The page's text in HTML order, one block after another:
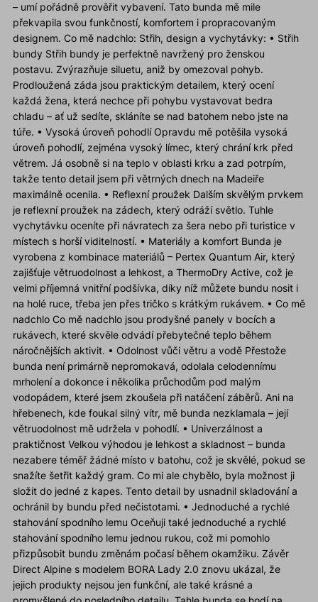
– umí pořádně prověřit vybavení. Tato bunda mě mile
překvapila svou funkčností, komfortem i propracovaným
designem. Co mě nadchlo: Střih, design a vychytávky: • Střih
bundy Střih bundy je perfektně navržený pro ženskou
postavu. Zvýrazňuje siluetu, aniž by omezoval pohyb.
Prodloužená záda jsou praktickým detailem, který ocení
každá žena, která nechce při pohybu vystavovat bedra
chladu – ať už sedíte, skláníte se nad batohem nebo jste na
túře. • Vysoká úroveň pohodlí Opravdu mě potěšila vysoká
úroveň pohodlí, zejména vysoký límec, který chrání krk před
větrem. Já osobně si na teplo v oblasti krku a zad potrpím,
takže tento detail jsem při větrných dnech na Madeiře
maximálně ocenila. • Reflexní proužek Dalším skvělým prvkem
je reflexní proužek na zádech, který odráží světlo. Tuhle
vychytávku oceníte při návratech za šera nebo při turistice v
místech s horší viditelností. • Materiály a komfort Bunda je
vyrobena z kombinace materiálů – Pertex Quantum Air, který
zajišťuje větruodolnost a lehkost, a ThermoDry Active, což je
velmi příjemná vnitřní podšívka, díky níž můžete bundu nosit i
na holé ruce, třeba jen přes tričko s krátkým rukávem. • Co mě
nadchlo Co mě nadchlo jsou prodyšné panely v bocích a
rukávech, které skvěle odvádí přebytečné teplo během
náročnějších aktivit. • Odolnost vůči větru a vodě Přestože
bunda není primárně nepromokavá, odolala celodennímu
mrholení a dokonce i několika průchodům pod malým
vodopádem, které jsem zkoušela při natáčení záběrů. Ani na
hřebenech, kde foukal silný vítr, mě bunda nezklamala – její
větruodolnost mě udržela v pohodlí. • Univerzálnost a
praktičnost Velkou výhodou je lehkost a skladnost – bunda
nezabere téměř žádné místo v batohu, což je skvělé, pokud se
snažíte šetřit každý gram. Co mi ale chybělo, byla možnost ji
složit do jedné z kapes. Tento detail by usnadnil skladování a
ochránil by bundu před nečistotami. • Jednoduché a rychlé
stahování spodního lemu Oceňuji také jednoduché a rychlé
stahování spodního lemu jednou rukou, což mi pomohlo
přizpůsobit bundu změnám počasí během okamžiku. Závěr
Direct Alpine s modelem BORA Lady 2.0 znovu ukázal, že
jejich produkty nejsou jen funkční, ale také krásné a